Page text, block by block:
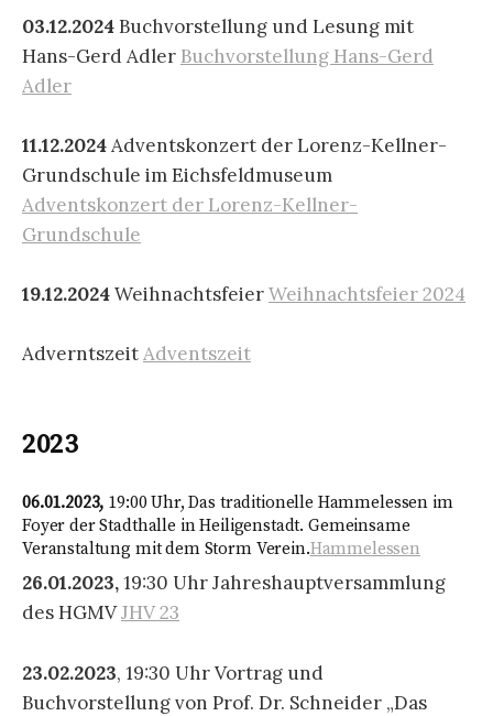
03.12.2024Buchvorstellung und Lesung mit
Hans-Gerd Adler Buchvorstellung Hans-Gerd
Adler
11.12.2024Adventskonzert der Lorenz-Kellner-
Grundschule im Eichsfeldmuseum
Adventskonzert der Lorenz-Kellner-
Grundschule
19.12.2024WeihnachtsfeierWeihnachtsfeier 2024
AdverntszeitAdventszeit
2023
06.01.2023, 19:00 Uhr, Das traditionelle Hammelessen im
Foyer der Stadthalle in Heiligenstadt. Gemeinsame
Veranstaltung mit dem Storm Verein.Hammelessen
26.01.2023,19:30 Uhr Jahreshauptversammlung
des HGMVJHV 23
23.02.2023, 19:30 Uhr Vortrag und
Buchvorstellung von Prof. Dr. Schneider „Das